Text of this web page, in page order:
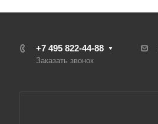
+7 495 822-44-88
Заказать звонок